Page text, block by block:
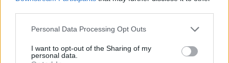
Please note that this website/app uses one or more Google
not limited to your visit or usage behaviour. You may click to
grant or deny consent to Google and its third-party tags to
Personal Data Processing Opt Outs
I want to opt-out of the Sharing of my
personal data.
burkológörbéjét. Az eseményen lehetőség lesz
megvenni az ideiKikeltető kazettáta legjobb 15
zenekarral és lesz tombola is a vendégeknek Bánkitó,
Kikeltetős nyereményekkel. A buli után három
helyszínesutcabál-afteren